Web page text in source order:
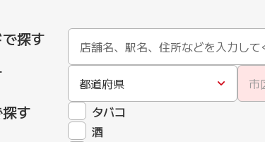
探す
都道府県 市
す
タバコ
酒